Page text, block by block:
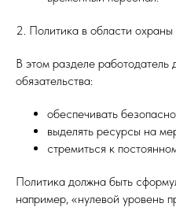
2. Политика в области охраны
В этом разделе работодатель
обязательства:
обеспечивать
выделять ресурсы на
стремиться к
Политика должна быть
например, «нулевой уровень